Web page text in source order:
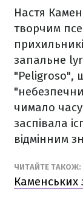
Настя
творчим
запальне
"Peligroso",
чимало
заспівала
відмінним
ЧИТАЙТЕ ТАКОЖ:
Каменських